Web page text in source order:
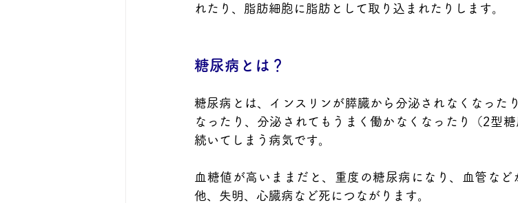
れたり、脂肪細胞に脂肪として取り込まれたりします。
糖尿病とは？
糖尿病とは、インスリンが膵臓から分泌されなくなった
なったり、分泌されてもうまく働かなくなったり（2型
続いてしまう病気です。
血糖値が高いままだと、重度の糖尿病になり、血管な
他、失明、心臓病など死につながります。